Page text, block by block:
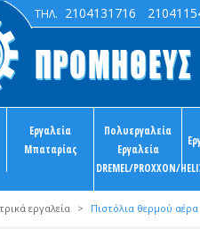
ΤΗΛ. 2104131716
Εργαλεία
Μπαταρίας
Πολυεργαλεία
Εργαλεία
DREMEL/PROXXON/
εργαλεία > Πιστόλια θερμού αέρα